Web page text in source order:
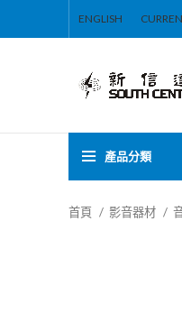
ENGLISH
產品分類
首頁 影音器材